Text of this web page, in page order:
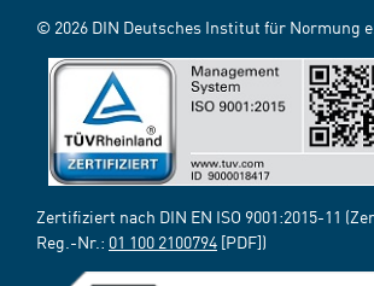
© 2026 DIN Deutsches Institut für Normung
Zertifiziert nach DIN EN ISO 9001:2015-11
Reg.-Nr.: 01 100 2100794 [PDF])